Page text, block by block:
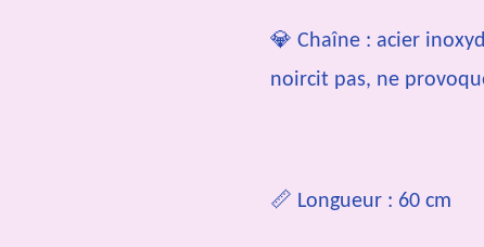
💎 Chaîne : acier
noircit pas, ne
📏 Longueur : 60 cm